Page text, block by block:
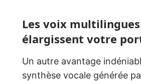
Les voix multilingues
élargissent votre
Un autre avantage
synthèse vocale générée